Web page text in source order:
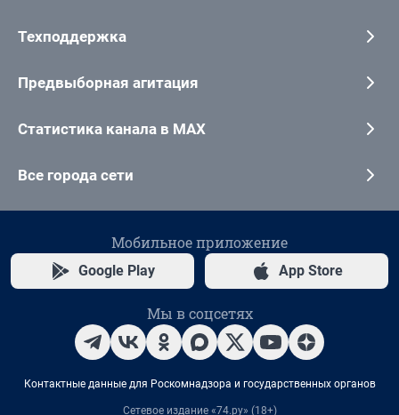
Техподдержка
Предвыборная агитация
Статистика канала в MAX
Все города сети
Мобильное приложение
Google Play App Store
Мы в соцсетях
Контактные данные для Роскомнадзора и государственных органов
Сетевое издание «74.ру» (18+)